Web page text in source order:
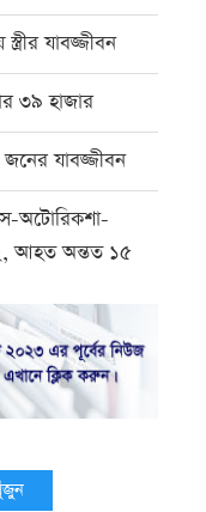
যাবজ্জীবন
৩৯ হাজার
জনের যাবজ্জীবন
অটোরিকশা-
২, আহত অন্তত ১৫